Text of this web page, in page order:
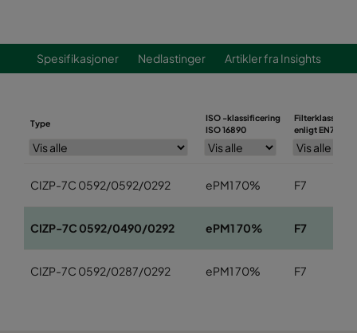
Spesifikasjoner Nedlastinger Artikler fra Insights
Type
ISO -klassificering
ISO 16890
Filterklass
enligt EN779
CIZP-7C 0592/0592/0292 ePM1 70% F7
CIZP-7C 0592/0490/0292 ePM1 70% F7
CIZP-7C 0592/0287/0292 ePM1 70% F7